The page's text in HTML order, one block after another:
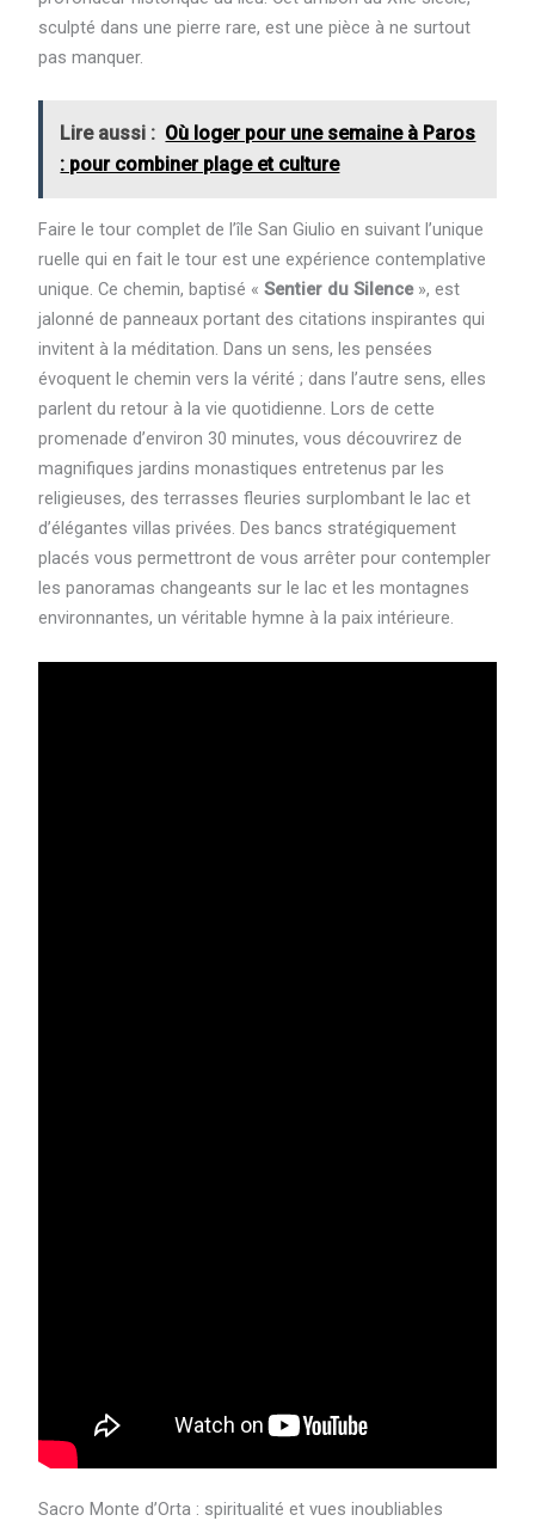
sculpté dans une pierre rare, est une pièce à ne surtout
pas manquer.
Lire aussi : Où loger pour une semaine à Paros
: pour combiner plage et culture
Faire le tour complet de l’île San Giulio en suivant l’unique
ruelle qui en fait le tour est une expérience contemplative
unique. Ce chemin, baptisé « Sentier du Silence», est
jalonné de panneaux portant des citations inspirantes qui
invitent à la méditation. Dans un sens, les pensées
évoquent le chemin vers la vérité ; dans l’autre sens, elles
parlent du retour à la vie quotidienne. Lors de cette
promenade d’environ 30 minutes, vous découvrirez de
magnifiques jardins monastiques entretenus par les
religieuses, des terrasses fleuries surplombant le lac et
d’élégantes villas privées. Des bancs stratégiquement
placés vous permettront de vous arrêter pour contempler
les panoramas changeants sur le lac et les montagnes
environnantes, un véritable hymne à la paix intérieure.
Sacro Monte d’Orta : spiritualité et vues inoubliables